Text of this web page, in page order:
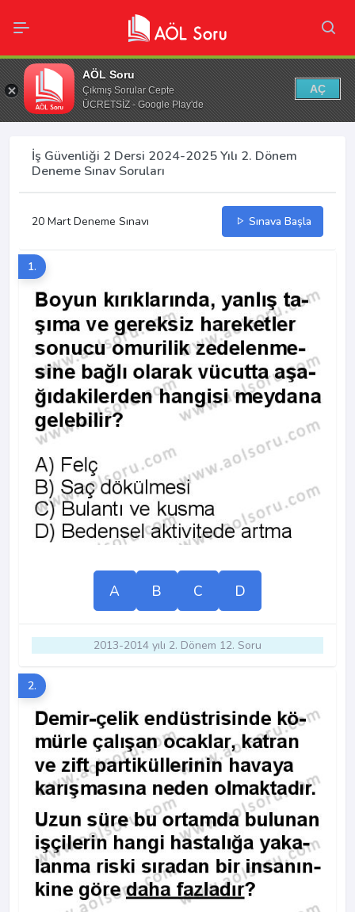
AÖL Soru
Çıkmış Sorular Cepte
ÜCRETSİZ - Google Play'de
AÇ
İş Güvenliği 2 Dersi 2024-2025 Yılı 2. Dönem
Deneme Sınav Soruları
20 Mart Deneme Sınavı Sınava Başla
1.
A B C D
2013-2014 yılı 2. Dönem 12. Soru
2.